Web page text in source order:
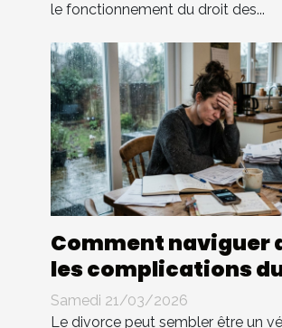
le fonctionnement du droit des...
Comment naviguer
les complications
divorce sans avocat ?
Samedi 21/03/2026
Le divorce peut sembler être un